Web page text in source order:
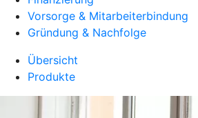
Vorsorge & Mitarbeiterbindung
Gründung & Nachfolge
Übersicht
Produkte